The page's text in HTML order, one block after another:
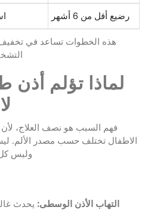
رضيع أقل من 6 أشهر
هذه الخطوات تساعد في تخفيف
لماذا تؤلم
فهم السبب هو نصف العلاج، لأن
الاطفال تختلف حسب مصدر الألم.
وليس كل
التهاب الأذن الوسطى: يحدث